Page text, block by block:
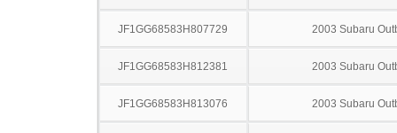
JF1GG68583H807729 2003 Subaru
JF1GG68583H812381 2003 Subaru
JF1GG68583H813076 2003 Subaru